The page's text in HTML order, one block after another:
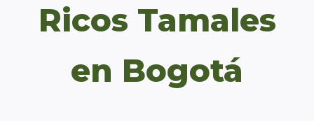
Ricos Tamales
en Bogotá